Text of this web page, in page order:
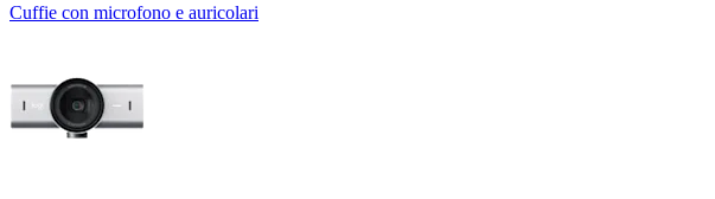
Cuffie con microfono e auricolari